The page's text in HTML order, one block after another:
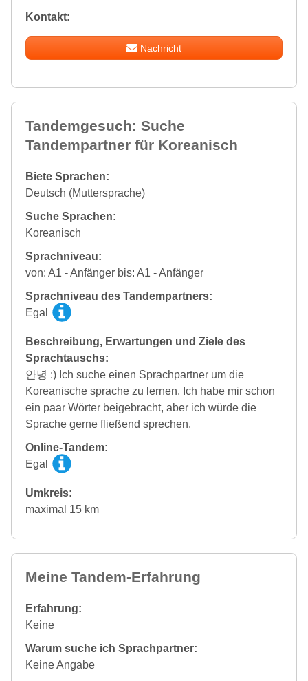
Kontakt:
Nachricht
Tandemgesuch: Suche
Tandempartner für Koreanisch
Biete Sprachen:
Deutsch (Muttersprache)
Suche Sprachen:
Koreanisch
Sprachniveau:
von: A1 - Anfänger bis: A1 - Anfänger
Sprachniveau des Tandempartners:
Egal
Beschreibung, Erwartungen und Ziele des
Sprachtauschs:
안녕 :) Ich suche einen Sprachpartner um die
Koreanische sprache zu lernen. Ich habe mir schon
ein paar Wörter beigebracht, aber ich würde die
Sprache gerne fließend sprechen.
Online-Tandem:
Egal
Umkreis:
maximal 15 km
Meine Tandem-Erfahrung
Erfahrung:
Keine
Warum suche ich Sprachpartner:
Keine Angabe